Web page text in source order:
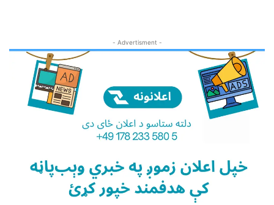
- Advertisment -